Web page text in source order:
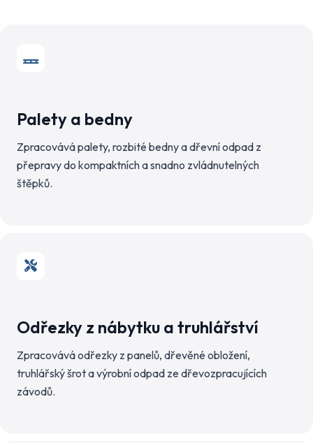
Palety a bedny
Zpracovává palety, rozbité bedny a dřevní odpad z
přepravy do kompaktních a snadno zvládnutelných
štěpků.
Odřezky z nábytku a truhlářství
Zpracovává odřezky z panelů, dřevěné obložení,
truhlářský šrot a výrobní odpad ze dřevozpracujících
závodů.